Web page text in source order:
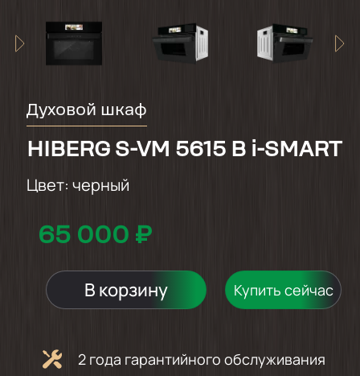
Духовой шкаф
HIBERG S-VM 5615 B i-SMART
Цвет: черный
65 000 ₽
В корзину Купить сейчас
2 года гарантийного обслуживания